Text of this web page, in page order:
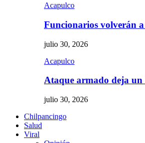
Acapulco
Funcionarios volverán
julio 30, 2026
Acapulco
Ataque armado deja
julio 30, 2026
Chilpancingo
Salud
Viral